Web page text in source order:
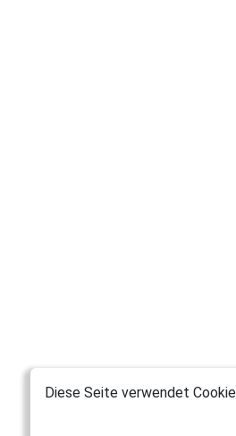
Diese Seite verwendet